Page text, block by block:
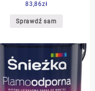
wiśni 5L
83,86zł
Sprawdź sam